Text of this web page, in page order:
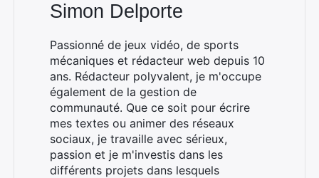
Simon Delporte
Passionné de jeux vidéo, de sports
mécaniques et rédacteur web depuis 10
ans. Rédacteur polyvalent, je m'occupe
également de la gestion de
communauté. Que ce soit pour écrire
mes textes ou animer des réseaux
sociaux, je travaille avec sérieux,
passion et je m'investis dans les
différents projets dans lesquels